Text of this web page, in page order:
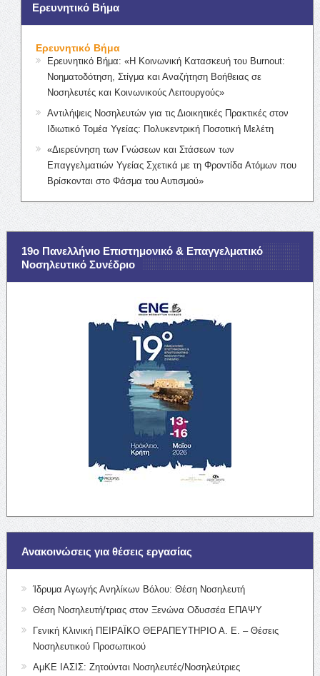
Ερευνητικό Βήμα
Ερευνητικό Βήμα
Ερευνητικό Βήμα: «Η Κοινωνική Κατασκευή του Burnout:
Νοηματοδότηση, Στίγμα και Αναζήτηση Βοήθειας σε
Νοσηλευτές και Κοινωνικούς Λειτουργούς»
Αντιλήψεις Νοσηλευτών για τις Διοικητικές Πρακτικές στον
Ιδιωτικό Τομέα Υγείας: Πολυκεντρική Ποσοτική Μελέτη
«Διερεύνηση των Γνώσεων και Στάσεων των
Επαγγελματιών Υγείας Σχετικά με τη Φροντίδα Ατόμων που
Βρίσκονται στο Φάσμα του Αυτισμού»
19ο Πανελλήνιο Επιστημονικό & Επαγγελματικό
Νοσηλευτικό Συνέδριο
Ανακοινώσεις για θέσεις εργασίας
Ίδρυμα Αγωγής Ανηλίκων Βόλου: Θέση Νοσηλευτή
Θέση Νοσηλευτή/τριας στον Ξενώνα Οδυσσέα ΕΠΑΨΥ
Γενική Κλινική ΠΕΙΡΑΪΚΟ ΘΕΡΑΠΕΥΤΗΡΙΟ Α. Ε. – Θέσεις
Νοσηλευτικού Προσωπικού
ΑμΚΕ ΙΑΣΙΣ: Ζητούνται Νοσηλευτές/Νοσηλεύτριες